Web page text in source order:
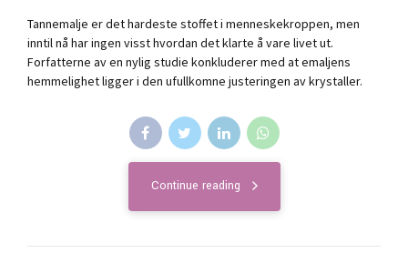
Tannemalje er det hardeste stoffet i menneskekroppen, men
inntil nå har ingen visst hvordan det klarte å vare livet ut.
Forfatterne av en nylig studie konkluderer med at emaljens
hemmelighet ligger i den ufullkomne justeringen av krystaller.
Continue reading